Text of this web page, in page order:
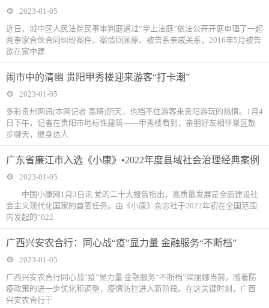
2023-01-05
近日，城中区人民法院民事审判庭通过“掌上法庭”依法公开开庭审理了一起
两亲家合伙合同纠纷案件。案情回顾原、被告系亲戚关系，2016年5月被告
欲在家中建
闹市中的清幽 贵阳甲秀楼迎来游客“打卡潮”
2023-01-05
多彩贵州网讯(本网记者 高琦)阴天，也挡不住游客来贵阳游玩的热情。1月4
日下午，记者在贵阳市地标性建筑——甲秀楼看到，亲朋好友相伴景区散
步聊天，健身达人
广东省廉江市入选《小康》•2022年度县域社会治理经典案例
2023-01-05
中国小康网1月3日讯 党的二十大报告指出，高质量发展是全面建设社
会主义现代化国家的首要任务。由《小康》杂志社于2022年初在全国范围
内发起的“022
广西兴安农合行：同心战“疫”显力量 金融服务“不断档”
2023-01-05
广西兴安农合行同心战“疫”显力量 金融服务“不断档”梁丽娜当前，随着防
疫政策的进一步优化和调整，疫情防控进入新阶段。在这关键时刻，广西
兴安农合行干